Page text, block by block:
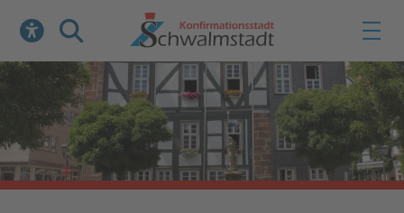
Werkzeuge zur Barrierefreiheit öffnen
Suche